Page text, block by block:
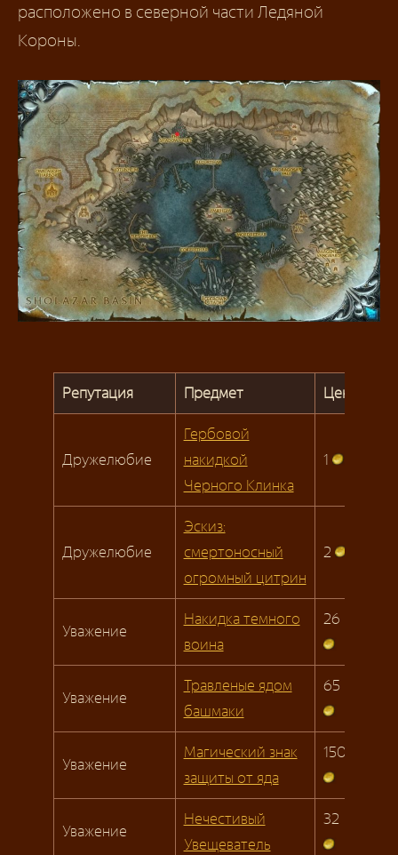
расположено в северной части Ледяной
Короны.
Репутация Предмет Цена
Дружелюбие
Гербовой
накидкой
Черного Клинка
1
Дружелюбие
Эскиз:
смертоносный
огромный цитрин
2
Уважение
Накидка темного
воина
26
Уважение
Травленые ядом
башмаки
65
Уважение
Магический знак
защиты от яда
150
Уважение
Нечестивый
Увещеватель
32